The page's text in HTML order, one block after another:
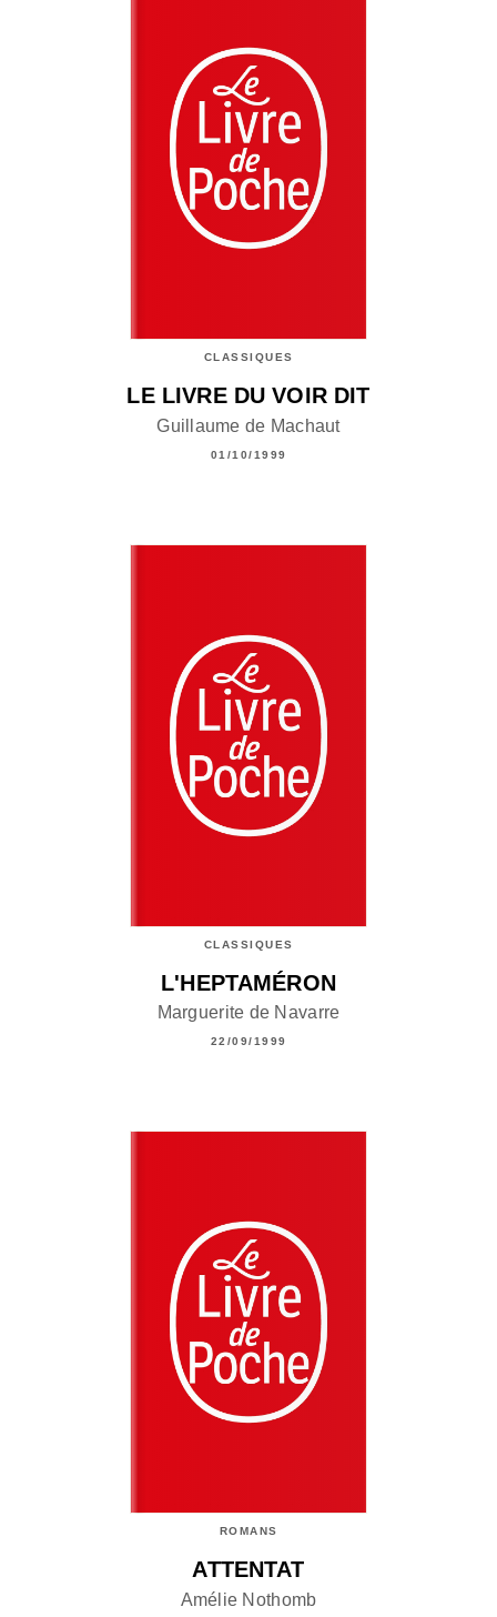
CLASSIQUES
LE LIVRE DU VOIR DIT
Guillaume de Machaut
01/10/1999
CLASSIQUES
L'HEPTAMÉRON
Marguerite de Navarre
22/09/1999
ROMANS
ATTENTAT
Amélie Nothomb